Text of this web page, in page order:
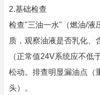
2.基础检查
检查"三油一水"（燃油/液
质，观察油液是否乳化、
（正常值24V系统应不低
松动。排查明显漏油点（
头）。